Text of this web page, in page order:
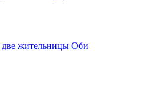
две жительницы Оби